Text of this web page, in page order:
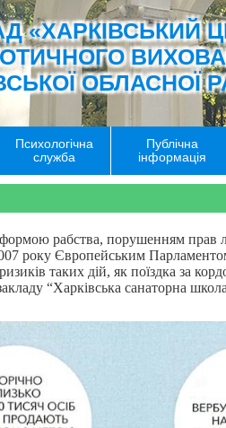
«ХАРКІВСЬКИЙ
ОБЛАСНОЇ
Психологічна
служба
Публічна
інформація
рабства, порушенням
року Європейським
таких дій, як поїздка за
“Харківська санаторна